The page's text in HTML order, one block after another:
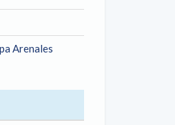
Arenales